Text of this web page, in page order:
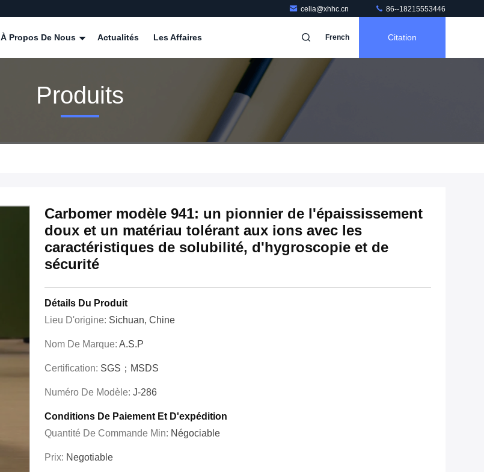
celia@xhhc.cn 86--18215553446
À Propos De Nous Actualités Les Affaires French Citation
Produits
Carbomer modèle 941: un pionnier de l'épaississement
doux et un matériau tolérant aux ions avec les
caractéristiques de solubilité, d'hygroscopie et de
sécurité
Détails Du Produit
Lieu D'origine: Sichuan, Chine
Nom De Marque: A.S.P
Certification: SGS；MSDS
Numéro De Modèle: J-286
Conditions De Paiement Et D'expédition
Quantité De Commande Min: Négociable
Prix: Negotiable